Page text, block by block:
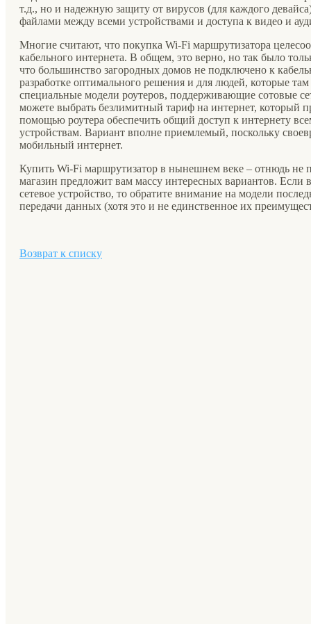
т.д., но и надежную защиту от вирусов (для каждого
файлами между всеми устройствами и доступа к видео и
Многие считают, что покупка Wi-Fi маршрутизатора
кабельного интернета. В общем, это верно, но так было
что большинство загородных домов не подключено к
разработке оптимального решения и для людей, которые
специальные модели роутеров, поддерживающие сотовые
можете выбрать безлимитный тариф на интернет, который
помощью роутера обеспечить общий доступ к интернету
устройствам. Вариант вполне приемлемый, поскольку
мобильный интернет.
Купить Wi-Fi маршрутизатор в нынешнем веке – отнюдь
магазин предложит вам массу интересных вариантов. Если
сетевое устройство, то обратите внимание на модели
передачи данных (хотя это и не единственное их
Возврат к списку